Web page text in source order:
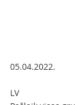
05.04.2022.
LV